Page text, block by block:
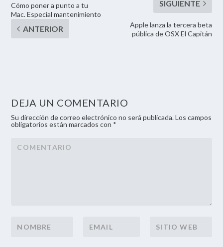
Cómo poner a punto a tu
Mac. Especial mantenimiento
Apple lanza la tercera beta
pública de OSX El Capitán
DEJA UN COMENTARIO
Su dirección de correo electrónico no será publicada. Los campos
obligatorios están marcados con *